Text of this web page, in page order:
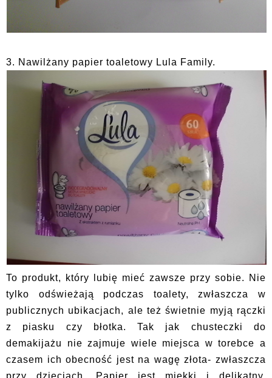
3. Nawilżany papier toaletowy Lula Family.
To produkt, który lubię mieć zawsze przy sobie. Nie
tylko odświeżają podczas toalety, zwłaszcza w
publicznych ubikacjach, ale też świetnie myją rączki
z piasku czy błotka. Tak jak chusteczki do
demakijażu nie zajmuje wiele miejsca w torebce a
czasem ich obecność jest na wagę złota- zwłaszcza
przy dzieciach. Papier jest miękki i delikatny,